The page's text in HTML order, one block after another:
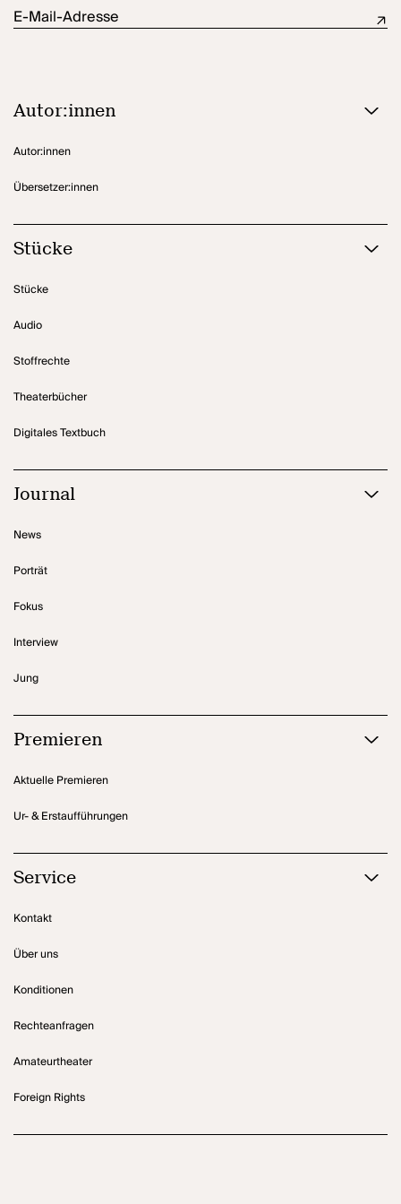
und wieder den Kranz am Turm eines von ihm erbauten Hauses
aufhängen. Der zehn Jahre älter gewordene Solness ist jedoch
Schaffensperiode ein. Nur noch der Mensch und seine persönlichen
E-Mail-Adresse
Autor:innen
Autor:innen
Übersetzer:innen
Stücke
Stücke
Audio
Stoffrechte
Theaterbücher
Digitales Textbuch
Journal
News
Porträt
Fokus
Interview
Jung
Premieren
Aktuelle Premieren
Ur- & Erstaufführungen
Service
Kontakt
Über uns
Konditionen
Rechteanfragen
Amateurtheater
Foreign Rights